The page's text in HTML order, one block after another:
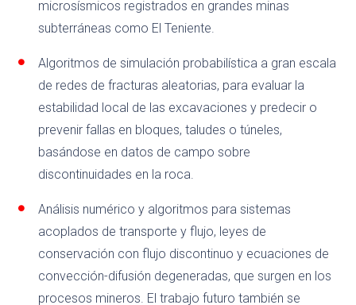
microsísmicos registrados en grandes minas
subterráneas como El Teniente.
Algoritmos de simulación probabilística a gran escala
de redes de fracturas aleatorias, para evaluar la
estabilidad local de las excavaciones y predecir o
prevenir fallas en bloques, taludes o túneles,
basándose en datos de campo sobre
discontinuidades en la roca.
Análisis numérico y algoritmos para sistemas
acoplados de transporte y flujo, leyes de
conservación con flujo discontinuo y ecuaciones de
convección-difusión degeneradas, que surgen en los
procesos mineros. El trabajo futuro también se